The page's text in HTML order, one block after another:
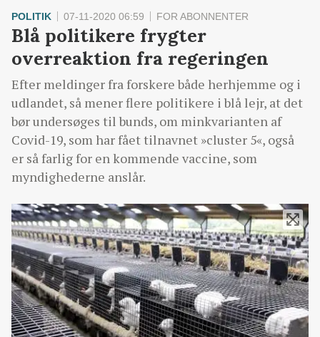
POLITIK 07-11-2020 06:59 FOR ABONNENTER
Blå politikere frygter
overreaktion fra regeringen
Efter meldinger fra forskere både herhjemme og i
udlandet, så mener flere politikere i blå lejr, at det
bør undersøges til bunds, om minkvarianten af
Covid-19, som har fået tilnavnet »cluster 5«, også
er så farlig for en kommende vaccine, som
myndighederne anslår.